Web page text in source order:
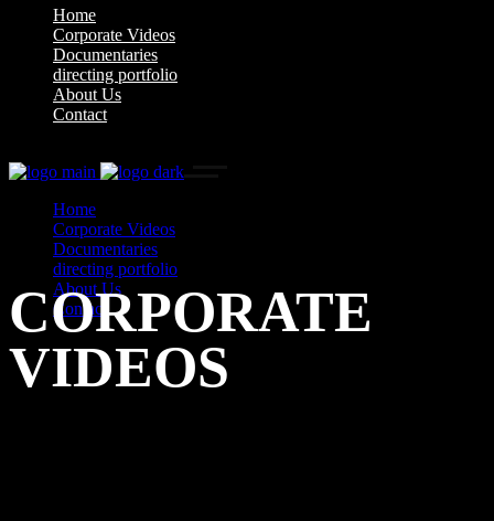
Home
Corporate Videos
Documentaries
directing portfolio
About Us
Contact
Home
Corporate Videos
Documentaries
directing portfolio
About Us
Contact
CORPORATE
VIDEOS